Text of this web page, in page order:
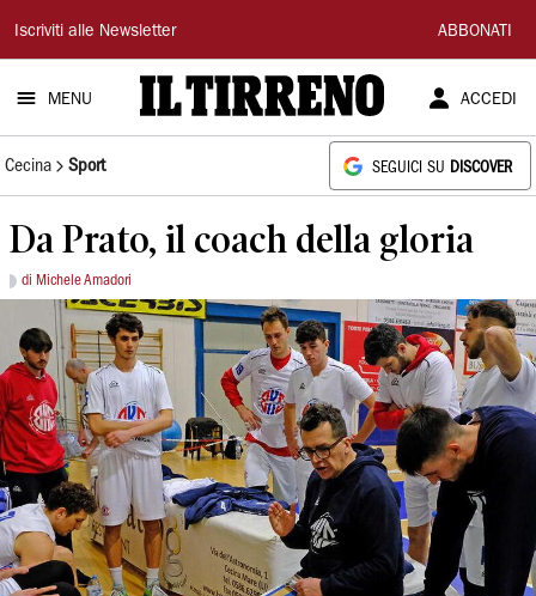
Il
Tirreno
Iscriviti alle Newsletter ABBONATI
MENU ACCEDI
Cecina Sport SEGUICI SU DISCOVER
Da Prato, il coach della gloria
di Michele Amadori